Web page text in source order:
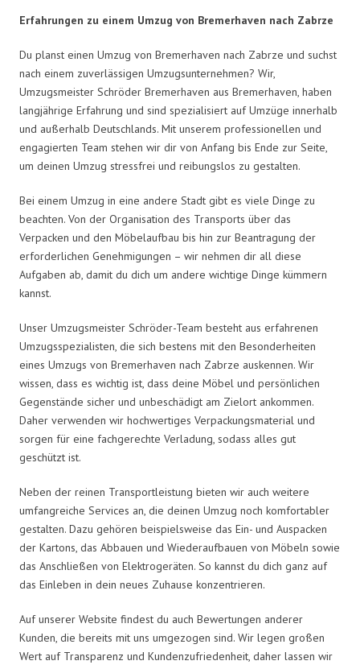
Erfahrungen zu einem Umzug von Bremerhaven nach Zabrze
Du planst einen Umzug von Bremerhaven nach Zabrze und suchst
nach einem zuverlässigen Umzugsunternehmen? Wir,
Umzugsmeister Schröder Bremerhaven aus Bremerhaven, haben
langjährige Erfahrung und sind spezialisiert auf Umzüge innerhalb
und außerhalb Deutschlands. Mit unserem professionellen und
engagierten Team stehen wir dir von Anfang bis Ende zur Seite,
um deinen Umzug stressfrei und reibungslos zu gestalten.
Bei einem Umzug in eine andere Stadt gibt es viele Dinge zu
beachten. Von der Organisation des Transports über das
Verpacken und den Möbelaufbau bis hin zur Beantragung der
erforderlichen Genehmigungen – wir nehmen dir all diese
Aufgaben ab, damit du dich um andere wichtige Dinge kümmern
kannst.
Unser Umzugsmeister Schröder-Team besteht aus erfahrenen
Umzugsspezialisten, die sich bestens mit den Besonderheiten
eines Umzugs von Bremerhaven nach Zabrze auskennen. Wir
wissen, dass es wichtig ist, dass deine Möbel und persönlichen
Gegenstände sicher und unbeschädigt am Zielort ankommen.
Daher verwenden wir hochwertiges Verpackungsmaterial und
sorgen für eine fachgerechte Verladung, sodass alles gut
geschützt ist.
Neben der reinen Transportleistung bieten wir auch weitere
umfangreiche Services an, die deinen Umzug noch komfortabler
gestalten. Dazu gehören beispielsweise das Ein- und Auspacken
der Kartons, das Abbauen und Wiederaufbauen von Möbeln sowie
das Anschließen von Elektrogeräten. So kannst du dich ganz auf
das Einleben in dein neues Zuhause konzentrieren.
Auf unserer Website findest du auch Bewertungen anderer
Kunden, die bereits mit uns umgezogen sind. Wir legen großen
Wert auf Transparenz und Kundenzufriedenheit, daher lassen wir